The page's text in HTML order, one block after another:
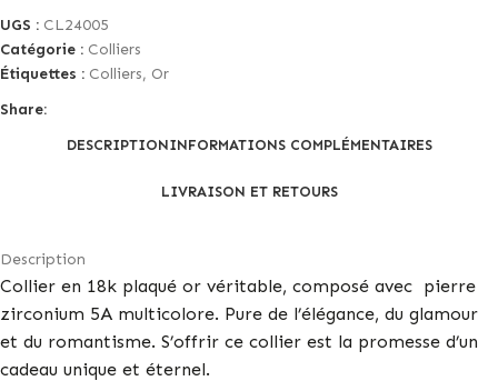
UGS : CL24005
Catégorie : Colliers
Étiquettes : Colliers, Or
Share:
DESCRIPTIONINFORMATIONS COMPLÉMENTAIRES
LIVRAISON ET RETOURS
Description
Collier en 18k plaqué or véritable, composé avec pierre
zirconium 5A multicolore. Pure de l’élégance, du glamour
et du romantisme. S’offrir ce collier est la promesse d’un
cadeau unique et éternel.